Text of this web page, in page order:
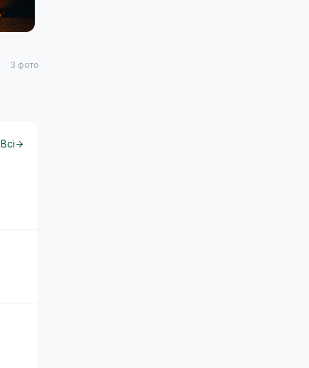
3 фото
Всі